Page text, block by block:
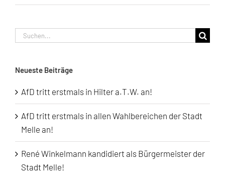
Suche
Neueste Beiträge
AfD tritt erstmals in Hilter a.T.W. an!
AfD tritt erstmals in allen Wahlbereichen der Stadt
Melle an!
René Winkelmann kandidiert als Bürgermeister der
Stadt Melle!